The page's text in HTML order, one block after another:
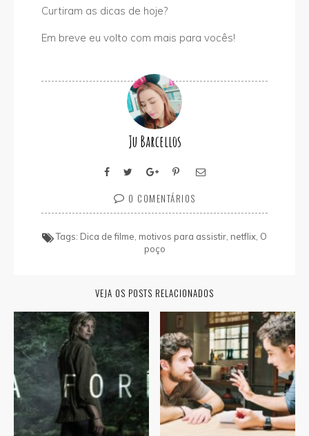
Curtiram as dicas de hoje?
Em breve eu volto com mais para vocês!
Ju Barcellos
0 COMENTÁRIOS
Tags: Dica de filme motivos para assistir netflix O
poço
VEJA OS POSTS RELACIONADOS